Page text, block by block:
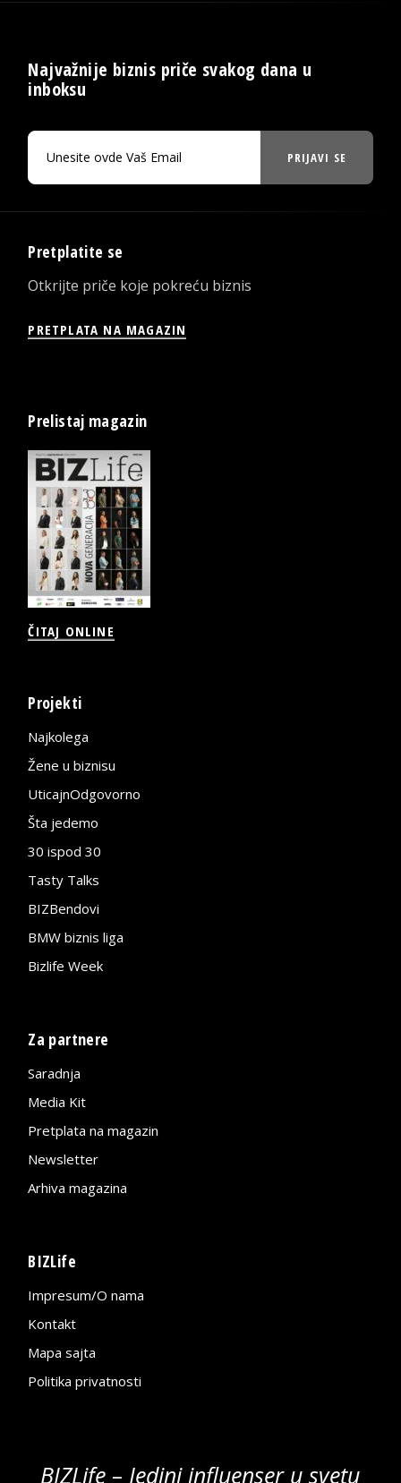
Najvažnije biznis priče svakog dana u
inboksu
PRIJAVI SE
Pretplatite se
Otkrijte priče koje pokreću biznis
PRETPLATA NA MAGAZIN
Prelistaj magazin
ČITAJ ONLINE
Projekti
Najkolega
Žene u biznisu
UticajnOdgovorno
Šta jedemo
30 ispod 30
Tasty Talks
BIZBendovi
BMW biznis liga
Bizlife Week
Za partnere
Saradnja
Media Kit
Pretplata na magazin
Newsletter
Arhiva magazina
BIZLife
Impresum/O nama
Kontakt
Mapa sajta
Politika privatnosti
BIZLife – Jedini influenser u svetu